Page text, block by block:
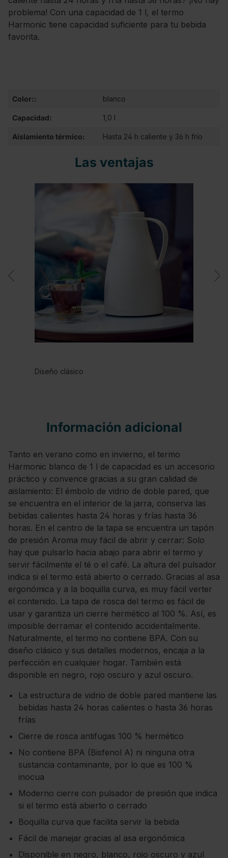
problema! Con una capacidad de 1 l, el termo
Harmonic tiene capacidad suficiente para tu bebida
favorita.
Color:: blanco
Capacidad: 1,0 l
Aislamiento térmico: Hasta 24 h caliente y 36 h frío
Las ventajas
Diseño clásico
Información adicional
Tanto en verano como en invierno, el termo
Harmonic blanco de 1 l de capacidad es un accesorio
práctico y convence gracias a su gran calidad de
aislamiento: El émbolo de vidrio de doble pared, que
se encuentra en el interior de la jarra, conserva las
bebidas calientes hasta 24 horas y frías hasta 36
horas. En el centro de la tapa se encuentra un tapón
de presión Aroma muy fácil de abrir y cerrar: Solo
hay que pulsarlo hacia abajo para abrir el termo y
servir fácilmente el té o el café. La altura del pulsador
indica si el termo está abierto o cerrado. Gracias al asa
ergonómica y a la boquilla curva, es muy fácil verter
el contenido. La tapa de rosca del termo es fácil de
usar y garantiza un cierre hermético al 100 %. Así, es
imposible derramar el contenido accidentalmente.
Naturalmente, el termo no contiene BPA. Con su
diseño clásico y sus detalles modernos, encaja a la
perfección en cualquier hogar. También está
disponible en negro, rojo oscuro y azul oscuro.
La estructura de vidrio de doble pared mantiene las
bebidas hasta 24 horas calientes o hasta 36 horas
frías
Cierre de rosca antifugas 100 % hermético
No contiene BPA (Bisfenol A) ni ninguna otra
sustancia contaminante, por lo que es 100 %
inocua
Moderno cierre con pulsador de presión que indica
si el termo está abierto o cerrado
Boquilla curva que facilita servir la bebida
Fácil de manejar gracias al asa ergonómica
Disponible en negro, blanco, rojo oscuro y azul